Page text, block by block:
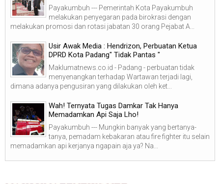
Payakumbuh --- Pemerintah Kota Payakumbuh
melakukan penyegaran pada birokrasi dengan
melakukan promosi dan rotasi jabatan 30 orang Pejabat A...
Usir Awak Media : Hendrizon, Perbuatan Ketua
DPRD Kota Padang" Tidak Pantas "
Maklumatnews.co.id - Padang - perbuatan tidak
menyenangkan terhadap Wartawan terjadi lagi,
dimana adanya pengusiran yang dilakukan oleh ket...
Wah! Ternyata Tugas Damkar Tak Hanya
Memadamkan Api Saja Lho!
Payakumbuh --- Mungkin banyak yang bertanya-
tanya, pemadam kebakaran atau fire fighter itu selain
memadamkan api kerjanya ngapain aja ya? Na...